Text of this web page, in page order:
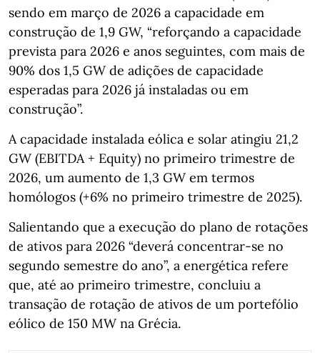
sendo em março de 2026 a capacidade em
construção de 1,9 GW, “reforçando a capacidade
prevista para 2026 e anos seguintes, com mais de
90% dos 1,5 GW de adições de capacidade
esperadas para 2026 já instaladas ou em
construção”.
A capacidade instalada eólica e solar atingiu 21,2
GW (EBITDA + Equity) no primeiro trimestre de
2026, um aumento de 1,3 GW em termos
homólogos (+6% no primeiro trimestre de 2025).
Salientando que a execução do plano de rotações
de ativos para 2026 “deverá concentrar-se no
segundo semestre do ano”, a energética refere
que, até ao primeiro trimestre, concluiu a
transação de rotação de ativos de um portefólio
eólico de 150 MW na Grécia.